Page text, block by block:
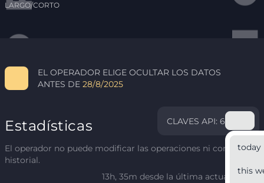
LARGO/CORTO
EL OPERADOR ELIGE OCULTAR LOS DATOS
ANTES DE 28/8/2025
Estadísticas CLAVES API: 6
today
this
El operador no puede modificar las operaciones ni corregir el
historial.
13h, 35m desde la última actualización